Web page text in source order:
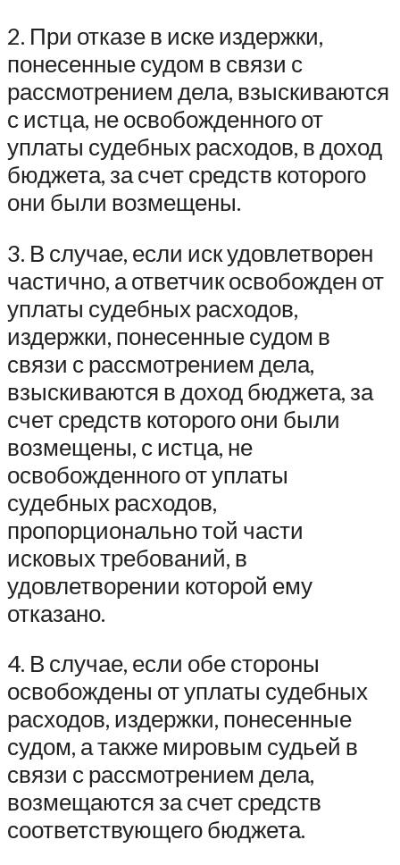
2. При отказе в иске издержки,
понесенные судом в связи с
рассмотрением дела, взыскиваются
с истца, не освобожденного от
уплаты судебных расходов, в доход
бюджета, за счет средств которого
они были возмещены.
3. В случае, если иск удовлетворен
частично, а ответчик освобожден от
уплаты судебных расходов,
издержки, понесенные судом в
связи с рассмотрением дела,
взыскиваются в доход бюджета, за
счет средств которого они были
возмещены, с истца, не
освобожденного от уплаты
судебных расходов,
пропорционально той части
исковых требований, в
удовлетворении которой ему
отказано.
4. В случае, если обе стороны
освобождены от уплаты судебных
расходов, издержки, понесенные
судом, а также мировым судьей в
связи с рассмотрением дела,
возмещаются за счет средств
соответствующего бюджета.